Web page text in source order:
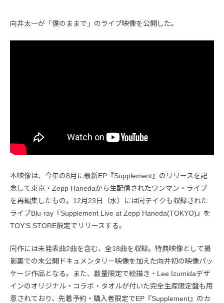
向井太一が「僕のままで」のライブ映像を公開した。
本映像は、今年の8月に最新EP『Supplement』のリリースを記
念して東京・Zepp Hanedaから生配信されたワンマン・ライブ
を再編集したもの。12月23日（水）には同テイクも収録された
ライブBlu-ray『Supplement Live at Zepp Haneda(TOKYO)』を
TOYʼS STORE限定でリリースする。
同作には未発表曲2曲を含む、全18曲を収録。特典映像として撮
影裏での未公開ドキュメンタリー映像を加えた向井初の映像パッ
ケージ作品となる。また、数量限定で絵描き・Lee Izumidaデザ
インのオリジナル・コラボ・タオルが付いた完全生産限定盤も用
意されており、先着予約・購入者限定でEP『Supplement』のカ